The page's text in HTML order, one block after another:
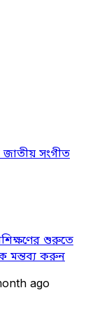
জাতীয় সংগীত
শুরুতে
মন্তব্য করুন
ago